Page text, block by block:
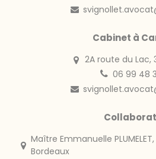
Cabinet à
2A route du Lac,
06 99 48
Maître Emmanuelle
Bordeaux